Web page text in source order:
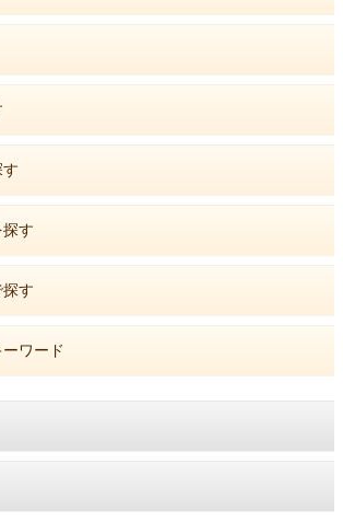
す
す
ワード